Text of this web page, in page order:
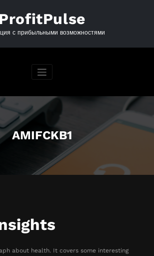
ProfitPulse
с прибыльными возможностями
AMIFCKB1
about health. It covers some interesting